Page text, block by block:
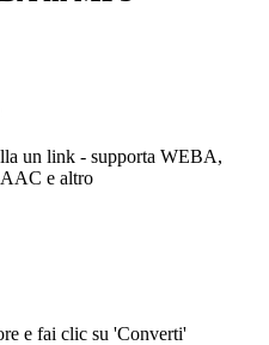
un link - supporta WEBA,
e altro
e fai clic su 'Converti'